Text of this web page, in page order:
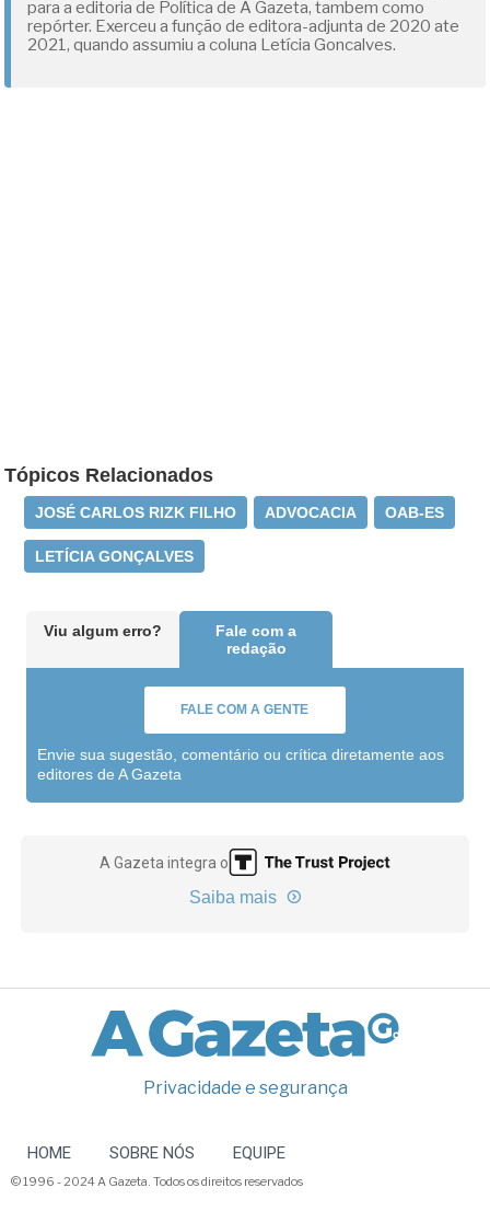
para a editoria de Política de A Gazeta, tambem como
repórter. Exerceu a função de editora-adjunta de 2020 ate
2021, quando assumiu a coluna Letícia Goncalves.
Tópicos Relacionados
JOSÉ CARLOS RIZK FILHO ADVOCACIA OAB-ES
LETÍCIA GONÇALVES
Viu algum erro?
Fale com a
redação
FALE COM A GENTE
Envie sua sugestão, comentário ou crítica diretamente aos
editores de A Gazeta
A Gazeta integra o
Saiba mais
Privacidade e segurança
HOME SOBRE NÓS EQUIPE
© 1996 - 2024 A Gazeta. Todos os direitos reservados